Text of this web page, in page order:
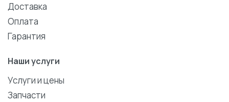
Доставка
Оплата
Гарантия
Наши услуги
Услуги и цены
Запчасти